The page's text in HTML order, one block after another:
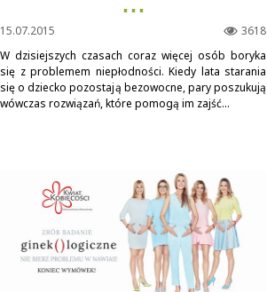
▪ ▪ ▪
3618
15.07.2015
W dzisiejszych czasach coraz więcej osób boryka
się z problemem niepłodności. Kiedy lata starania
się o dziecko pozostają bezowocne, pary poszukują
wówczas rozwiązań, które pomogą im zajść...